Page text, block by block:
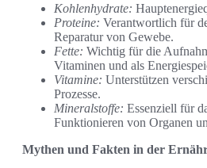
Kohlenhydrate:
Proteine: Verantwortlich für
Reparatur von Gewebe.
Fette: Wichtig für die
Vitaminen und als
Vitamine: Unterstützen
Prozesse.
Mineralstoffe: Essenziell für
Funktionieren von Organen
Mythen und Fakten in der